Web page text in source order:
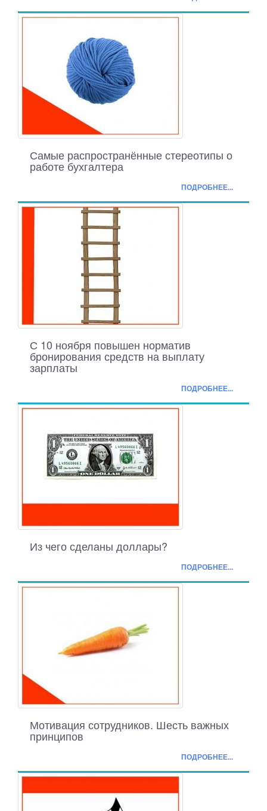
Самые распространённые стереотипы о
работе бухгалтера
ПОДРОБНЕЕ...
С 10 ноября повышен норматив
бронирования средств на выплату
зарплаты
ПОДРОБНЕЕ...
Из чего сделаны доллары?
ПОДРОБНЕЕ...
Мотивация сотрудников. Шесть важных
принципов
ПОДРОБНЕЕ...